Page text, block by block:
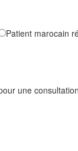
Patient marocain
une consultation